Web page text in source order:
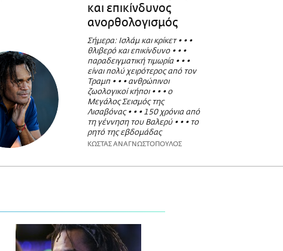
και επικίνδυνος
ανορθολογισμός
Σήμερα: Ισλάμ και κρίκετ • • •
θλιβερό και επικίνδυνο • • •
παραδειγματική τιμωρία • • •
είναι πολύ χειρότερος από τον
Τραμπ • • • ανθρώπινοι
ζωολογικοί κήποι • • • ο
Μεγάλος Σεισμός της
Λισαβόνας • • • 150 χρόνια από
τη γέννηση του Βαλερύ • • • το
ρητό της εβδομάδας
ΚΩΣΤΑΣ ΑΝΑΓΝΩΣΤΟΠΟΥΛΟΣ